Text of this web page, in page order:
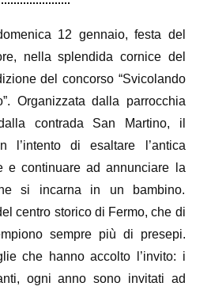
12 gennaio, festa del
nella splendida cornice del
del concorso “Svicolando
Organizzata dalla parrocchia
contrada San Martino, il
l’intento di esaltare l’antica
e continuare ad annunciare la
si incarna in un bambino.
centro storico di Fermo, che di
sempre più di presepi.
che hanno accolto l’invito: i
ogni anno sono invitati ad